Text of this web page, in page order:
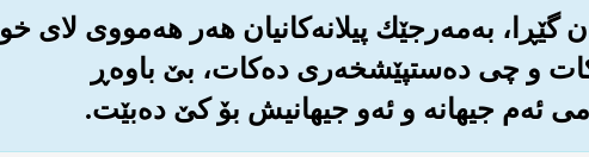
گێڕا، به‌مه‌رجێك پیلانه‌کانیان هه‌ر هه‌مووی لای خوا
و چی ده‌ستپێشخه‌ری ده‌کات، بێ باوه‌ڕ
ئه‌م جیهانه و ئه‌و جیهانیش بۆ کێ ده‌بێت.